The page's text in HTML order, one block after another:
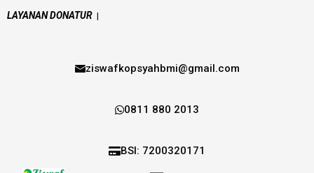
LAYANAN DONATUR |
ziswafkopsyahbmi@gmail.com
0811 880 2013
BSI: 7200320171